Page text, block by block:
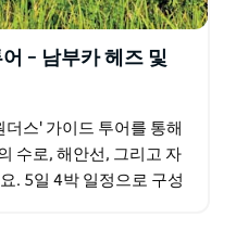
– 남부카 헤즈 및
스' 가이드 투어를 통해
수로, 해안선, 그리고 자
. 5일 4박 일정으로 구성